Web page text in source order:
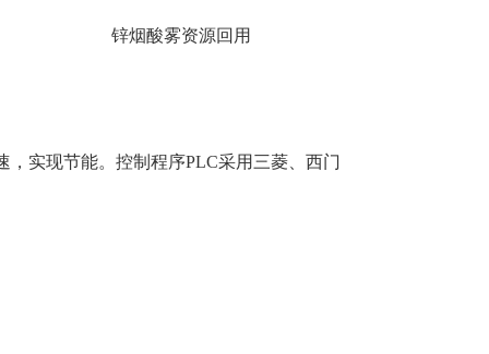
锌烟酸雾资源回用
实现节能。控制程序PLC采用三菱、西门